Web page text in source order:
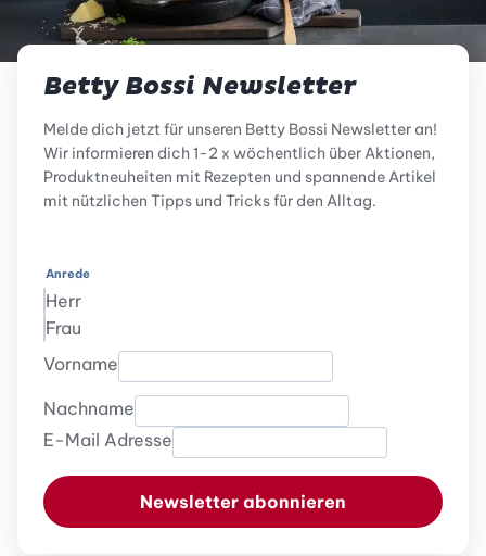
Betty Bossi Newsletter
Melde dich jetzt für unseren Betty Bossi Newsletter an!
Wir informieren dich 1-2 x wöchentlich über Aktionen,
Produktneuheiten mit Rezepten und spannende Artikel
mit nützlichen Tipps und Tricks für den Alltag.
Anrede
Herr
Frau
Vorname
Nachname
E-Mail Adresse
Newsletter abonnieren